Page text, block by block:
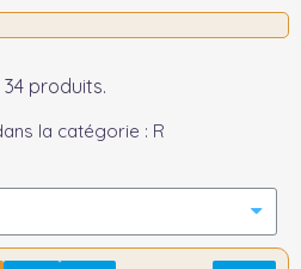
34 produits.
la catégorie : R